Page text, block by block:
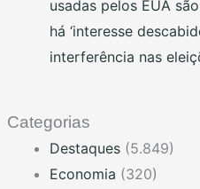
usadas pelos EUA
há ‘interesse
interferência nas
Categorias
Destaques (5.849)
Economia (320)